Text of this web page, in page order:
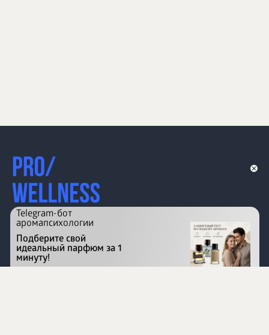
Перейти на сайт
Telegram-бот
аромапсихологии
Подберите свой
идеальный парфюм за 1
минуту!